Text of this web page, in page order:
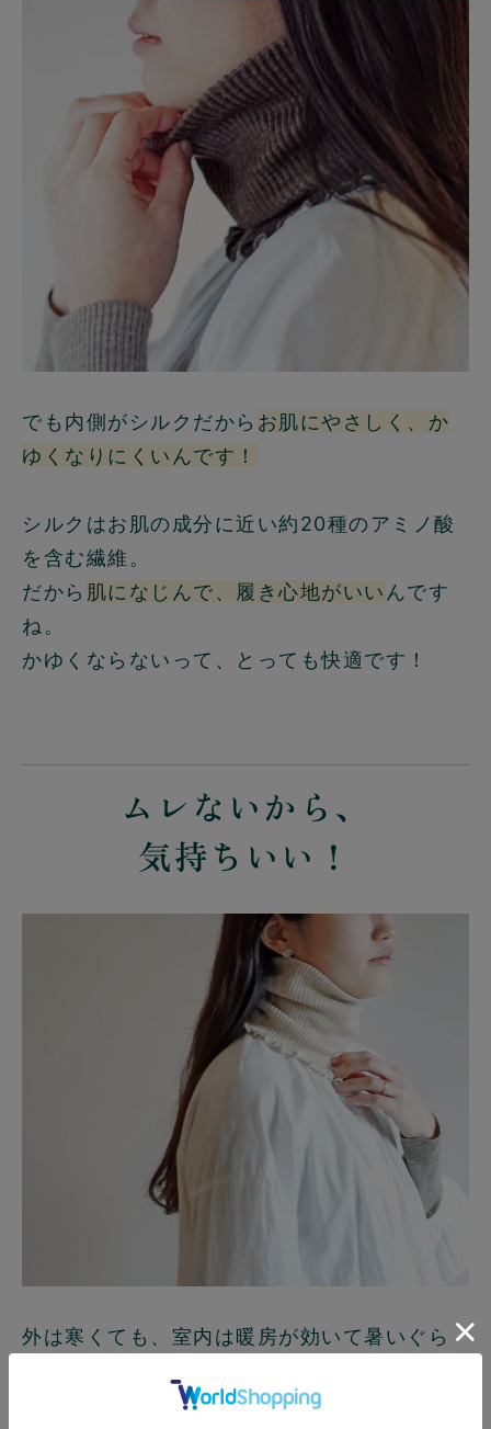
でも内側がシルクだから お肌にやさしく、か
ゆくなりにくいんです！
シルクはお肌の成分に近い約20種のアミノ酸
を含む繊維。
だから 肌になじんで、履き心地がいい んです
ね。
かゆくならないって、とっても快適です！
ムレないから、
気持ちいい！
外は寒くても、室内は暖房が効いて暑いぐら
そんなときはさっと外せば大丈夫。